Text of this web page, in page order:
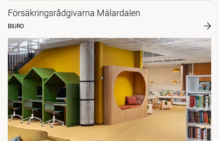
Försäkringsrådgivarna Mälardalen
BIURO